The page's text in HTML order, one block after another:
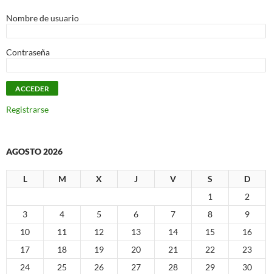
Nombre de usuario
Contraseña
Registrarse
AGOSTO 2026
L M X J V S
D
1
2
3
4 5 6 7 8
9
10
11 12 13 14 15
16
17
18 19 20 21 22
23
24
25 26 27 28 29
30